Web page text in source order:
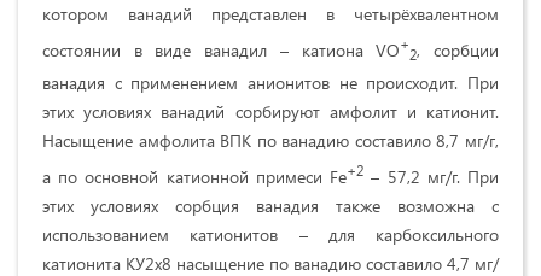
котором ванадий представлен в четырёхвалентном
состоянии в виде ванадил – катиона VO+
2, сорбции
ванадия с применением анионитов не происходит. При
этих условиях ванадий сорбируют амфолит и катионит.
Насыщение амфолита ВПК по ванадию составило 8,7 мг/г,
а по основной катионной примеси Fe+2 – 57,2 мг/г. При
этих условиях сорбция ванадия также возможна с
использованием катионитов – для карбоксильного
катионита КУ2х8 насыщение по ванадию составило 4,7 мг/